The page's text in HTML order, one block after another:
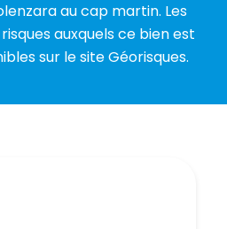
au cap martin. Les
auxquels ce bien est
sur le site Géorisques.